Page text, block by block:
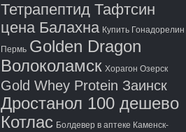
Тетрапептид Тафтсин
цена Балахна Купить Гонадорелин
Пермь Golden Dragon
Волоколамск Хорагон Озерск
Gold Whey Protein Заинск
Дростанол 100 дешево
Котлас Болдевер в аптеке Каменск-